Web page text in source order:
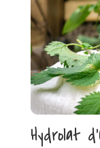
Hydrolat